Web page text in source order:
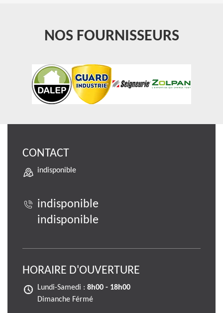
NOS FOURNISSEURS
CONTACT
indisponible
indisponible
indisponible
HORAIRE D'OUVERTURE
Lundi-Samedi : 8h00 - 18h00
Dimanche Férmé